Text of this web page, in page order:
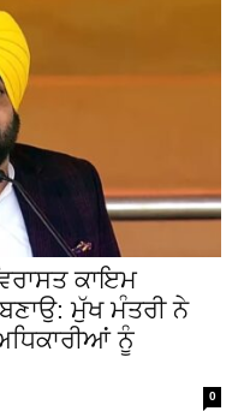
ਕਾਇਮ
ਮੁੱਖ ਮੰਤਰੀ ਨੇ
ਨੂੰ
0